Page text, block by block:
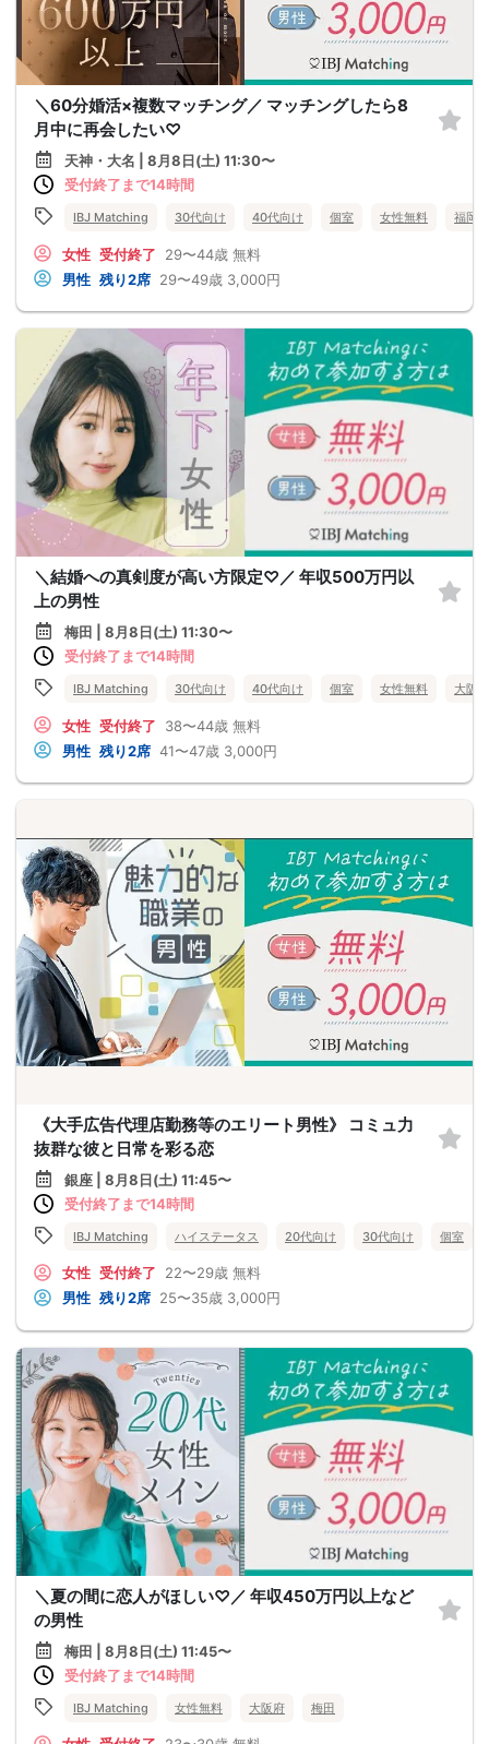
＼60分婚活×複数マッチング／ マッチングしたら8
月中に再会したい♡
天神・大名 | 8月8日(土) 11:30〜
受付終了まで14時間
IBJ Matching 30代向け 40代向け 個室 女性無料 福岡県
女性 受付終了 29〜44歳 無料
男性 残り2席 29〜49歳 3,000円
＼結婚への真剣度が高い方限定♡／ 年収500万円以
上の男性
梅田 | 8月8日(土) 11:30〜
受付終了まで14時間
IBJ Matching 30代向け 40代向け 個室 女性無料 大阪府
女性 受付終了 38〜44歳 無料
男性 残り2席 41〜47歳 3,000円
《大手広告代理店勤務等のエリート男性》 コミュ力
抜群な彼と日常を彩る恋
銀座 | 8月8日(土) 11:45〜
受付終了まで14時間
IBJ Matching ハイステータス 20代向け 30代向け 個室
女性 受付終了 22〜29歳 無料
男性 残り2席 25〜35歳 3,000円
＼夏の間に恋人がほしい♡／ 年収450万円以上など
の男性
梅田 | 8月8日(土) 11:45〜
受付終了まで14時間
IBJ Matching 女性無料 大阪府 梅田